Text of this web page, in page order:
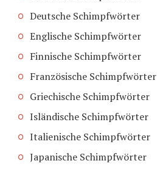
Deutsche Schimpfwörter
Englische Schimpfwörter
Finnische Schimpfwörter
Französische Schimpfwörter
Griechische Schimpfwörter
Isländische Schimpfwörter
Italienische Schimpfwörter
Japanische Schimpfwörter